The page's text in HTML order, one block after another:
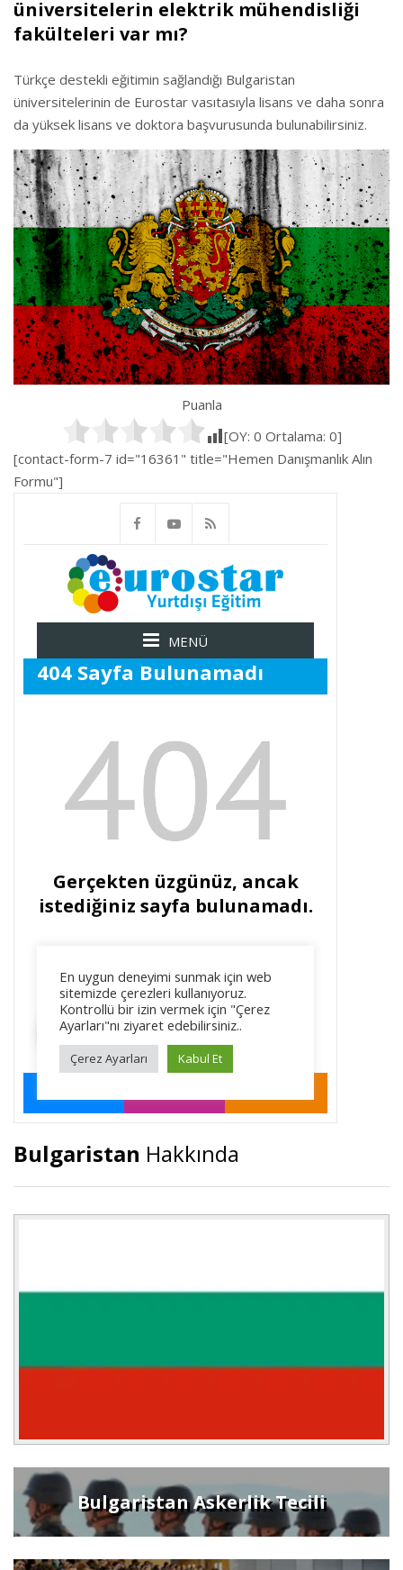
üniversitelerin elektrik mühendisliği
fakülteleri var mı?
Türkçe destekli eğitimin sağlandığı Bulgaristan
üniversitelerinin de Eurostar vasıtasıyla lisans ve daha sonra
da yüksek lisans ve doktora başvurusunda bulunabilirsiniz.
Puanla
[OY: 0 Ortalama: 0]
[contact-form-7 id="16361" title="Hemen Danışmanlık Alın
Formu"]
Bulgaristan Hakkında
Bulgaristan Askerlik Tecili